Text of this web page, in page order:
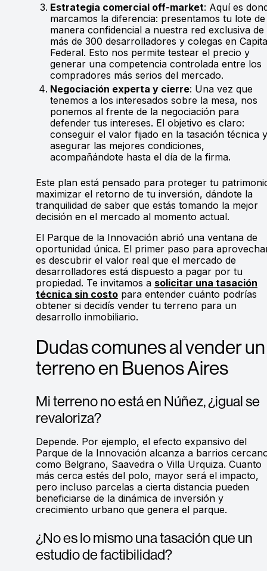
Estrategia comercial off-market: Aquí es
marcamos la diferencia: presentamos tu lote de
manera confidencial a nuestra red exclusiva de
más de 300 desarrolladores y colegas en
Federal. Esto nos permite testear el precio y
generar una competencia controlada entre los
compradores más serios del mercado.
Negociación experta y cierre: Una vez que
tenemos a los interesados sobre la mesa, nos
ponemos al frente de la negociación para
defender tus intereses. El objetivo es claro:
conseguir el valor fijado en la tasación técnica y
asegurar las mejores condiciones,
acompañándote hasta el día de la firma.
Este plan está pensado para proteger tu
maximizar el retorno de tu inversión, dándote la
tranquilidad de saber que estás tomando la mejor
decisión en el mercado al momento actual.
El Parque de la Innovación abrió una ventana de
oportunidad única. El primer paso para
es descubrir el valor real que el mercado de
desarrolladores está dispuesto a pagar por tu
propiedad. Te invitamos a solicitar una tasación
técnica sin costo para entender cuánto podrías
obtener si decidís vender tu terreno para un
desarrollo inmobiliario.
Dudas comunes al vender un
terreno en Buenos Aires
Mi terreno no está en Núñez, ¿igual se
revaloriza?
Depende. Por ejemplo, el efecto expansivo del
Parque de la Innovación alcanza a barrios
como Belgrano, Saavedra o Villa Urquiza. Cuanto
más cerca estés del polo, mayor será el impacto,
pero incluso parcelas a cierta distancia pueden
beneficiarse de la dinámica de inversión y
crecimiento urbano que genera el parque.
¿No es lo mismo una tasación que un
estudio de factibilidad?